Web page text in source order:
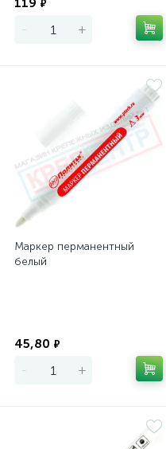
₽
- +
Маркер перманентный
белый
45,80 ₽
- +